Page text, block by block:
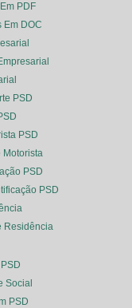
PDF
Em DOC
PSD
PSD
Motorista
PSD
PSD
Residência
Social
PSD